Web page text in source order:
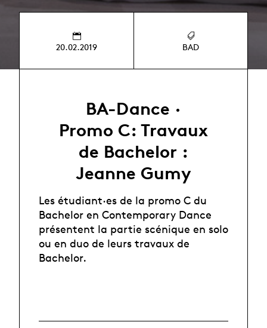
20.02.2019 BAD
BA-Dance ·
Promo C: Travaux
de Bachelor :
Jeanne Gumy
Les étudiant·es de la promo C du
Bachelor en Contemporary Dance
présentent la partie scénique en solo
ou en duo de leurs travaux de
Bachelor.